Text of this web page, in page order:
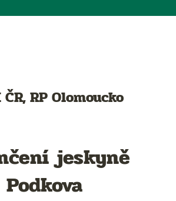
ČR, RP Olomoucko
jeskyně
Podkova